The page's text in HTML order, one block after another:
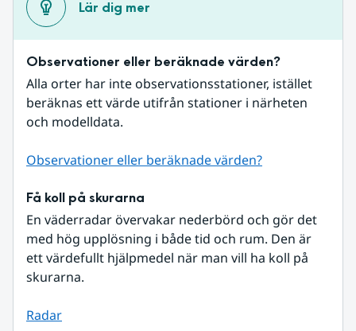
Lär dig mer
Observationer eller beräknade värden?
Alla orter har inte observationsstationer, istället
beräknas ett värde utifrån stationer i närheten
och modelldata.
Observationer eller beräknade värden?
Få koll på skurarna
En väderradar övervakar nederbörd och gör det
med hög upplösning i både tid och rum. Den är
ett värdefullt hjälpmedel när man vill ha koll på
skurarna.
Radar